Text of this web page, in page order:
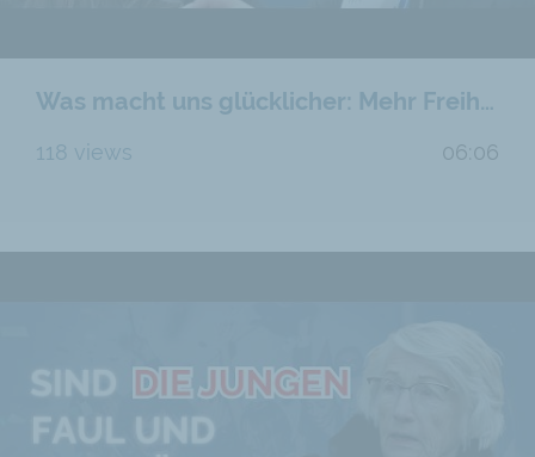
Was macht uns glücklicher: Mehr Freiheit oder mehr Staat?
118 views 06:06